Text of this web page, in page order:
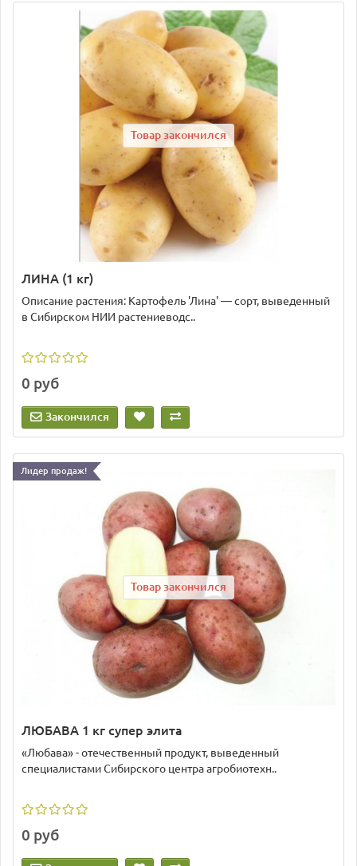
Товар закончился
ЛИНА (1 кг)
Описание растения: Картофель 'Лина' — сорт, выведенный
в Сибирском НИИ растениеводс..
0 руб
Закончился
Лидер продаж!
Товар закончился
ЛЮБАВА 1 кг супер элита
«Любава» - отечественный продукт, выведенный
специалистами Сибирского центра агробиотехн..
0 руб